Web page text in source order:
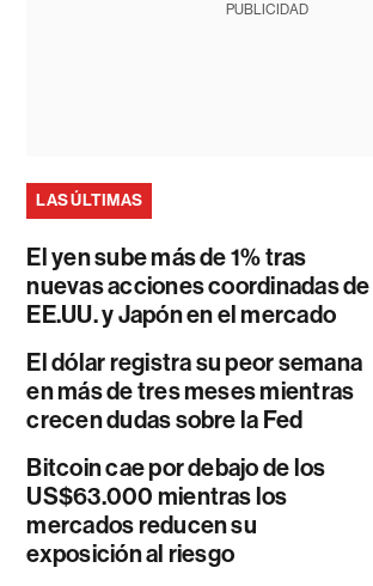
PUBLICIDAD
LAS ÚLTIMAS
El yen sube más de 1% tras
nuevas acciones coordinadas de
EE.UU. y Japón en el mercado
El dólar registra su peor semana
en más de tres meses mientras
crecen dudas sobre la Fed
Bitcoin cae por debajo de los
US$63.000 mientras los
mercados reducen su
exposición al riesgo